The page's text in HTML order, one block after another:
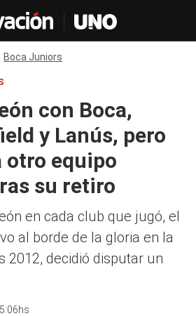
Boca Juniors
con Boca,
y Lanús, pero
otro equipo
su retiro
en cada club que jugó, el
al borde de la gloria en la
2012, decidió disputar un